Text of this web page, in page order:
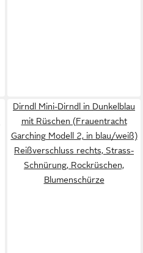
Dirndl Mini-Dirndl in Dunkelblau
mit Rüschen (Frauentracht
Garching Modell 2, in blau/weiß)
Reißverschluss rechts, Strass-
Schnürung, Rockrüschen,
Blumenschürze